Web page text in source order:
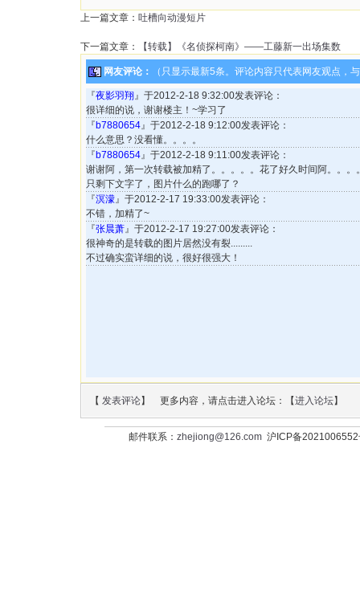
上一篇文章： 吐槽向动漫短片
下一篇文章： 【转载】《名侦探柯南》——工藤新一出场集数
网友评论： （只显示最新5条。评论内容只代表网友观点，
『夜影羽翔』于2012-2-18 9:32:00发表评论：
很详细的说，谢谢楼主！~学习了
『b7880654』于2012-2-18 9:12:00发表评论：
什么意思？没看懂。。。。
『b7880654』于2012-2-18 9:11:00发表评论：
谢谢阿，第一次转载被加精了。。。。。花了好久时间阿。。
只剩下文字了，图片什么的跑哪了？
『溟濛』于2012-2-17 19:33:00发表评论：
不错，加精了~
『张晨萧』于2012-2-17 19:27:00发表评论：
很神奇的是转载的图片居然没有裂.........
不过确实蛮详细的说，很好很强大！
【 发表评论】 更多内容，请点击进入论坛：【进入论坛】
邮件联系： zhejiong@126.com沪ICP备